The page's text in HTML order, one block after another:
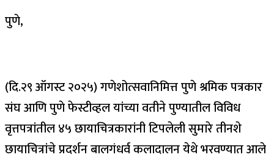
पुणे,
(दि.२९ ऑगस्ट २०२५) गणेशोत्सवानिमित्त पुणे श्रमिक पत्रकार
संघ आणि पुणे फेस्टीव्हल यांच्या वतीने पुण्यातील विविध
वृत्तपत्रांतील ४५ छायाचित्रकारांनी टिपलेली सुमारे तीनशे
छायाचित्रांचे प्रदर्शन बालगंधर्व कलादालन येथे भरवण्यात आले